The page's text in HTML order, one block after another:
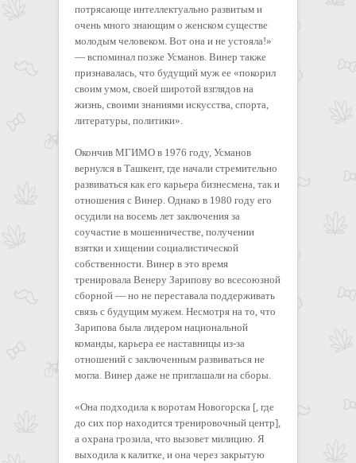
потрясающе интеллектуально развитым и
очень много знающим о женском существе
молодым человеком. Вот она и не устояла!»
— вспоминал позже Усманов. Винер также
признавалась, что будущий муж ее «покорил
своим умом, своей широтой взглядов на
жизнь, своими знаниями искусства, спорта,
литературы, политики».
Окончив МГИМО в 1976 году, Усманов
вернулся в Ташкент, где начали стремительно
развиваться как его карьера бизнесмена, так и
отношения с Винер. Однако в 1980 году его
осудили на восемь лет заключения за
соучастие в мошенничестве, получении
взятки и хищении социалистической
собственности. Винер в это время
тренировала Венеру Зарипову во всесоюзной
сборной — но не переставала поддерживать
связь с будущим мужем. Несмотря на то, что
Зарипова была лидером национальной
команды, карьера ее наставницы из-за
отношений с заключенным развиваться не
могла. Винер даже не приглашали на сборы.
«Она подходила к воротам Новогорска [, где
до сих пор находится тренировочный центр],
а охрана грозила, что вызовет милицию. Я
выходила к калитке, и она через закрытую